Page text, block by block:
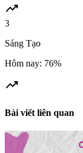
trending_up
3
Sáng Tạo
Hôm nay: 76%
trending_up
Bài viết liên quan